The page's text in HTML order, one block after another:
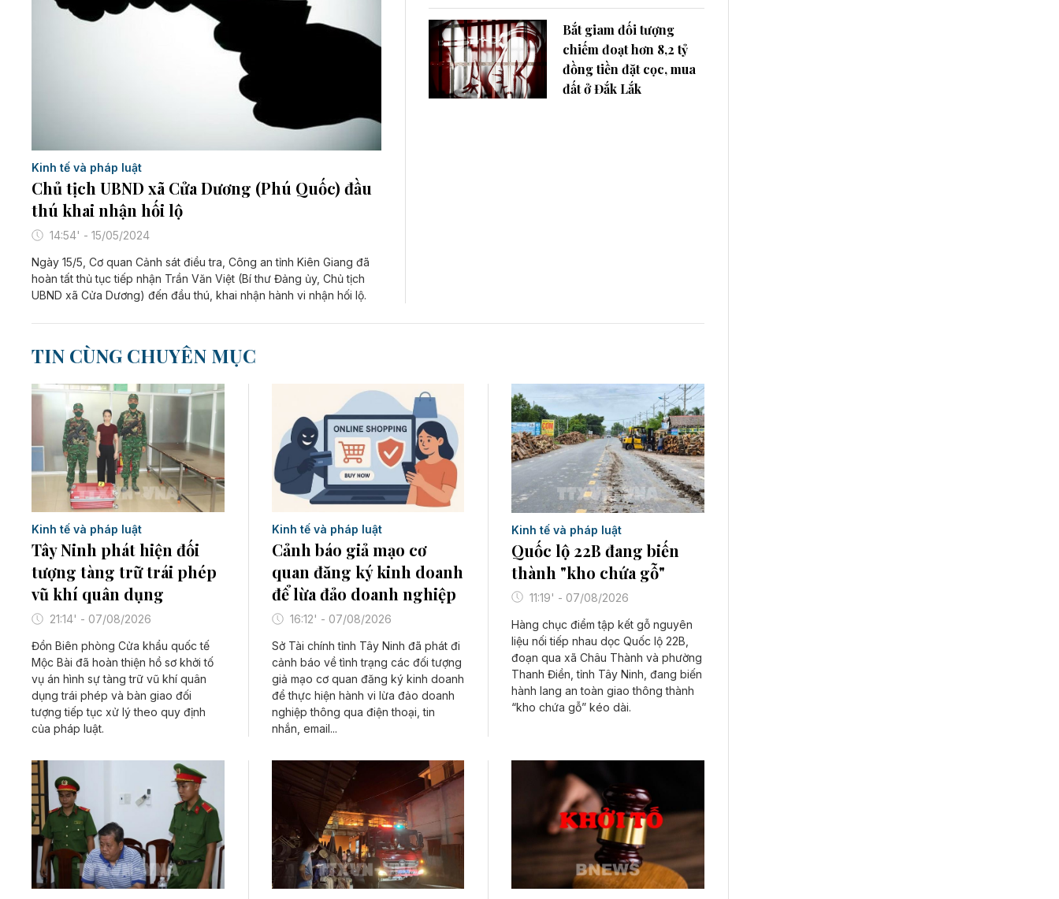
Kinh tế và pháp luật
Chủ tịch UBND xã Cửa Dương (Phú Quốc) đầu
thú khai nhận hối lộ
14:54' - 15/05/2024
Ngày 15/5, Cơ quan Cảnh sát điều tra, Công an tỉnh Kiên Giang đã
hoàn tất thủ tục tiếp nhận Trần Văn Việt (Bí thư Đảng ủy, Chủ tịch
UBND xã Cửa Dương) đến đầu thú, khai nhận hành vi nhận hối lộ.
Bắt giam đối tượng
chiếm đoạt hơn 8,2 tỷ
đồng tiền đặt cọc, mua
đất ở Đắk Lắk
TIN CÙNG CHUYÊN MỤC
Kinh tế và pháp luật
Tây Ninh phát hiện đối
tượng tàng trữ trái phép
vũ khí quân dụng
21:14' - 07/08/2026
Đồn Biên phòng Cửa khẩu quốc tế
Mộc Bài đã hoàn thiện hồ sơ khởi tố
vụ án hình sự tàng trữ vũ khí quân
dụng trái phép và bàn giao đối
tượng tiếp tục xử lý theo quy định
của pháp luật.
Kinh tế và pháp luật
Cảnh báo giả mạo cơ
quan đăng ký kinh doanh
để lừa đảo doanh nghiệp
16:12' - 07/08/2026
Sở Tài chính tỉnh Tây Ninh đã phát đi
cảnh báo về tình trạng các đối tượng
giả mạo cơ quan đăng ký kinh doanh
để thực hiện hành vi lừa đảo doanh
nghiệp thông qua điện thoại, tin
nhắn, email...
Kinh tế và pháp luật
Quốc lộ 22B đang biến
thành "kho chứa gỗ"
11:19' - 07/08/2026
Hàng chục điểm tập kết gỗ nguyên
liệu nối tiếp nhau dọc Quốc lộ 22B,
đoạn qua xã Châu Thành và phường
Thanh Điền, tỉnh Tây Ninh, đang biến
hành lang an toàn giao thông thành
“kho chứa gỗ” kéo dài.